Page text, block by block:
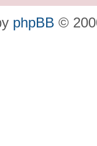
phpBB ©